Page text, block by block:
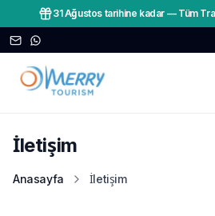
31 Ağustos tarihine kadar — Tüm
İletişim
Anasayfa İletişim